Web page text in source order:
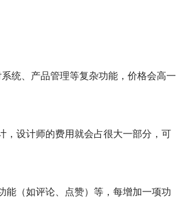
统、产品管理等复杂功能，价格会高一
，设计师的费用就会占很大一部分，可
能（如评论、点赞）等，每增加一项功